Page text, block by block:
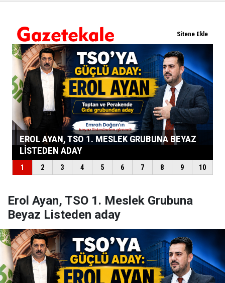
Erol Ayan, TSO 1. Meslek Grubuna
Beyaz Listeden aday